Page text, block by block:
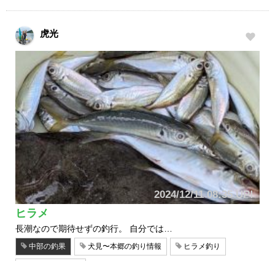
虎光
2024/12/11 08:35 UP!
ヒラメ
長潮なので期待せずの釣行。 自分では…
中部の釣果 犬見〜本郷の釣り情報 ヒラメ釣り